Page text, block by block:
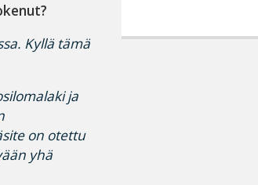
Kyllä tämä
ja
on otettu
yhä